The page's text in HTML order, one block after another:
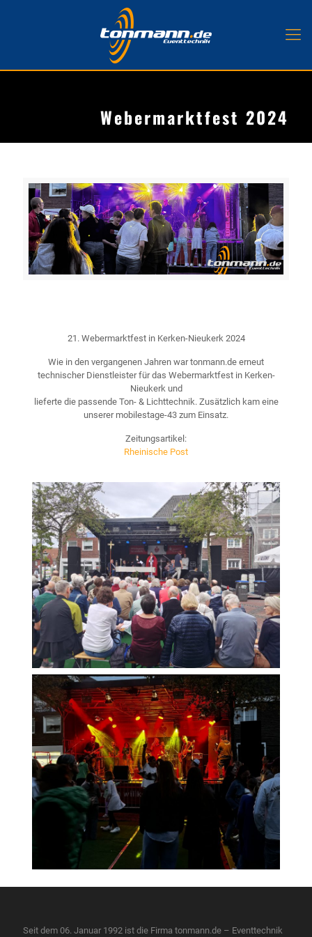
Webermarktfest 2024
21. Webermarktfest in Kerken-Nieukerk 2024
Wie in den vergangenen Jahren war tonmann.de erneut
technischer Dienstleister für das Webermarktfest in Kerken-
Nieukerk und
lieferte die passende Ton- & Lichttechnik. Zusätzlich kam eine
unserer mobilestage-43 zum Einsatz.
Zeitungsartikel:
Rheinische Post
Seit dem 06. Januar 1992 ist die Firma tonmann.de – Eventtechnik